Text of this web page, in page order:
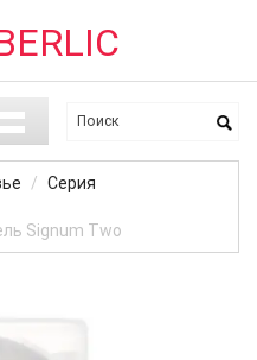
Серия
Signum Two